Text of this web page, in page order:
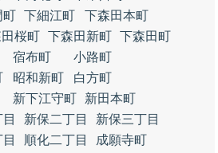
町 下細江町
下森田本町
桜町 下森田新町 下森田町
宿布町
小路町
昭和新町
白方町
新下江守町
新田本町
新保二丁目
新保三丁目
順化二丁目
成願寺町